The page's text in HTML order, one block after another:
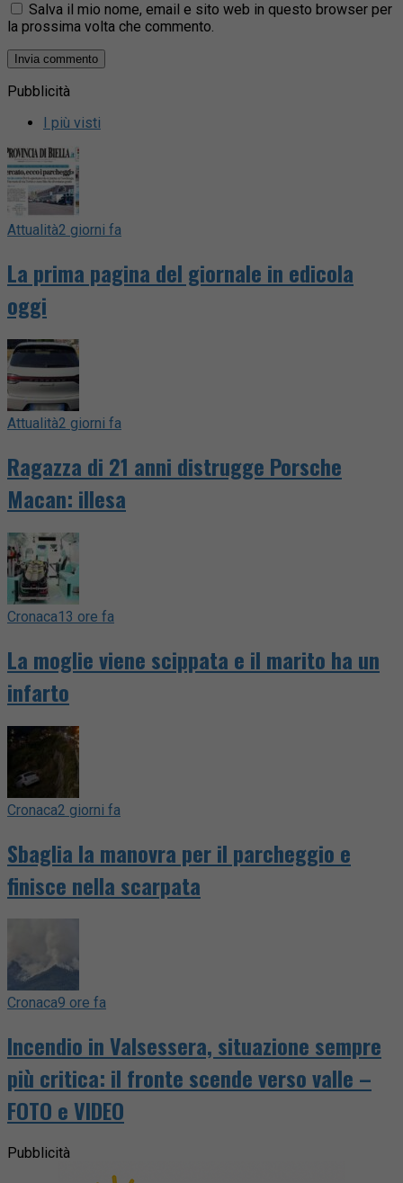
Salva il mio nome, email e sito web in questo browser per
la prossima volta che commento.
Pubblicità
I più visti
Attualità2 giorni fa
La prima pagina del giornale in edicola
oggi
Attualità2 giorni fa
Ragazza di 21 anni distrugge Porsche
Macan: illesa
Cronaca13 ore fa
La moglie viene scippata e il marito ha un
infarto
Cronaca2 giorni fa
Sbaglia la manovra per il parcheggio e
finisce nella scarpata
Cronaca9 ore fa
Incendio in Valsessera, situazione sempre
più critica: il fronte scende verso valle –
FOTO e VIDEO
Pubblicità